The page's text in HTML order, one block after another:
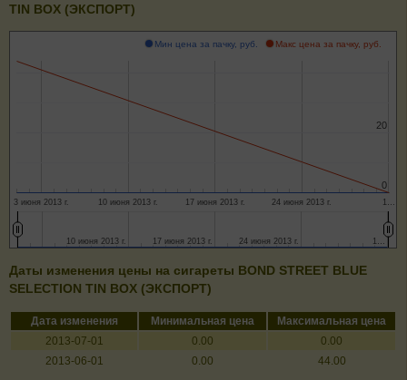
TIN BOX (ЭКСПОРТ)
Мин цена за пачку, руб. Макс цена за пачку, руб.
3 июня 2013 г. 10 июня 2013 г. 17 июня 2013 г. 24 июня 2013 г. 1…
0
0
20
20
10 июня 2013 г.
10 июня 2013 г. 17 июня 2013 г.
17 июня 2013 г. 24 июня 2013 г.
24 июня 2013 г. 1…
1…
Даты изменения цены на сигареты BOND STREET BLUE
SELECTION TIN BOX (ЭКСПОРТ)
Дата изменения Минимальная цена
Максимальная цена
2013-07-01
0.00
0.00
2013-06-01
0.00 44.00